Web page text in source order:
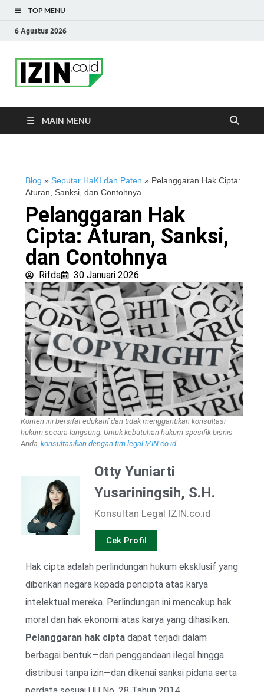
TOP MENU
6 Agustus 2026
MAIN MENU
Blog » Seputar HaKI dan Paten » Pelanggaran Hak Cipta:
Aturan, Sanksi, dan Contohnya
Pelanggaran Hak
Cipta: Aturan, Sanksi,
dan Contohnya
Rifda 30 Januari 2026
Konten ini bersifat edukatif dan tidak menggantikan konsultasi
hukum secara langsung. Untuk kebutuhan hukum spesifik bisnis
Anda, konsultasikan dengan tim legal IZIN.co.id.
Otty Yuniarti
Yusariningsih, S.H.
Konsultan Legal IZIN.co.id
Cek Profil
Hak cipta adalah perlindungan hukum eksklusif yang
diberikan negara kepada pencipta atas karya
intelektual mereka. Perlindungan ini mencakup hak
moral dan hak ekonomi atas karya yang dihasilkan.
Pelanggaran hak cipta dapat terjadi dalam
berbagai bentuk—dari penggandaan ilegal hingga
distribusi tanpa izin—dan dikenai sanksi pidana serta